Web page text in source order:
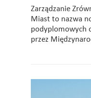
Zarządzanie
Miast to nazwa
podyplomowych
przez